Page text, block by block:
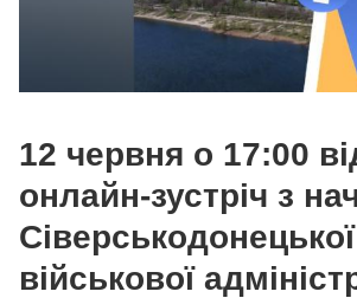
12 червня о 17:00
онлайн-зустріч з
військової